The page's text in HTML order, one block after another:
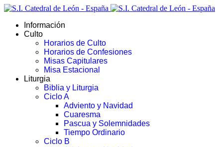
Información
Culto
Horarios de Culto
Horarios de Confesiones
Misas Capitulares
Misa Estacional
Liturgia
Biblia y Liturgia
Ciclo A
Adviento y Navidad
Cuaresma
Pascua y Solemnidades
Tiempo Ordinario
Ciclo B